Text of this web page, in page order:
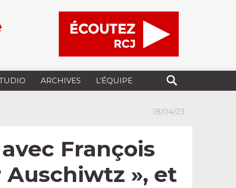
ARCHIVES L’ÉQUIPE
18/04/23
François
Auschiwtz », et